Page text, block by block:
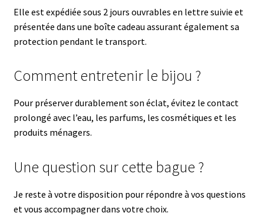
Elle est expédiée sous 2 jours ouvrables en lettre suivie et
présentée dans une boîte cadeau assurant également sa
protection pendant le transport.
Comment entretenir le bijou ?
Pour préserver durablement son éclat, évitez le contact
prolongé avec l’eau, les parfums, les cosmétiques et les
produits ménagers.
Une question sur cette bague ?
Je reste à votre disposition pour répondre à vos questions
et vous accompagner dans votre choix.